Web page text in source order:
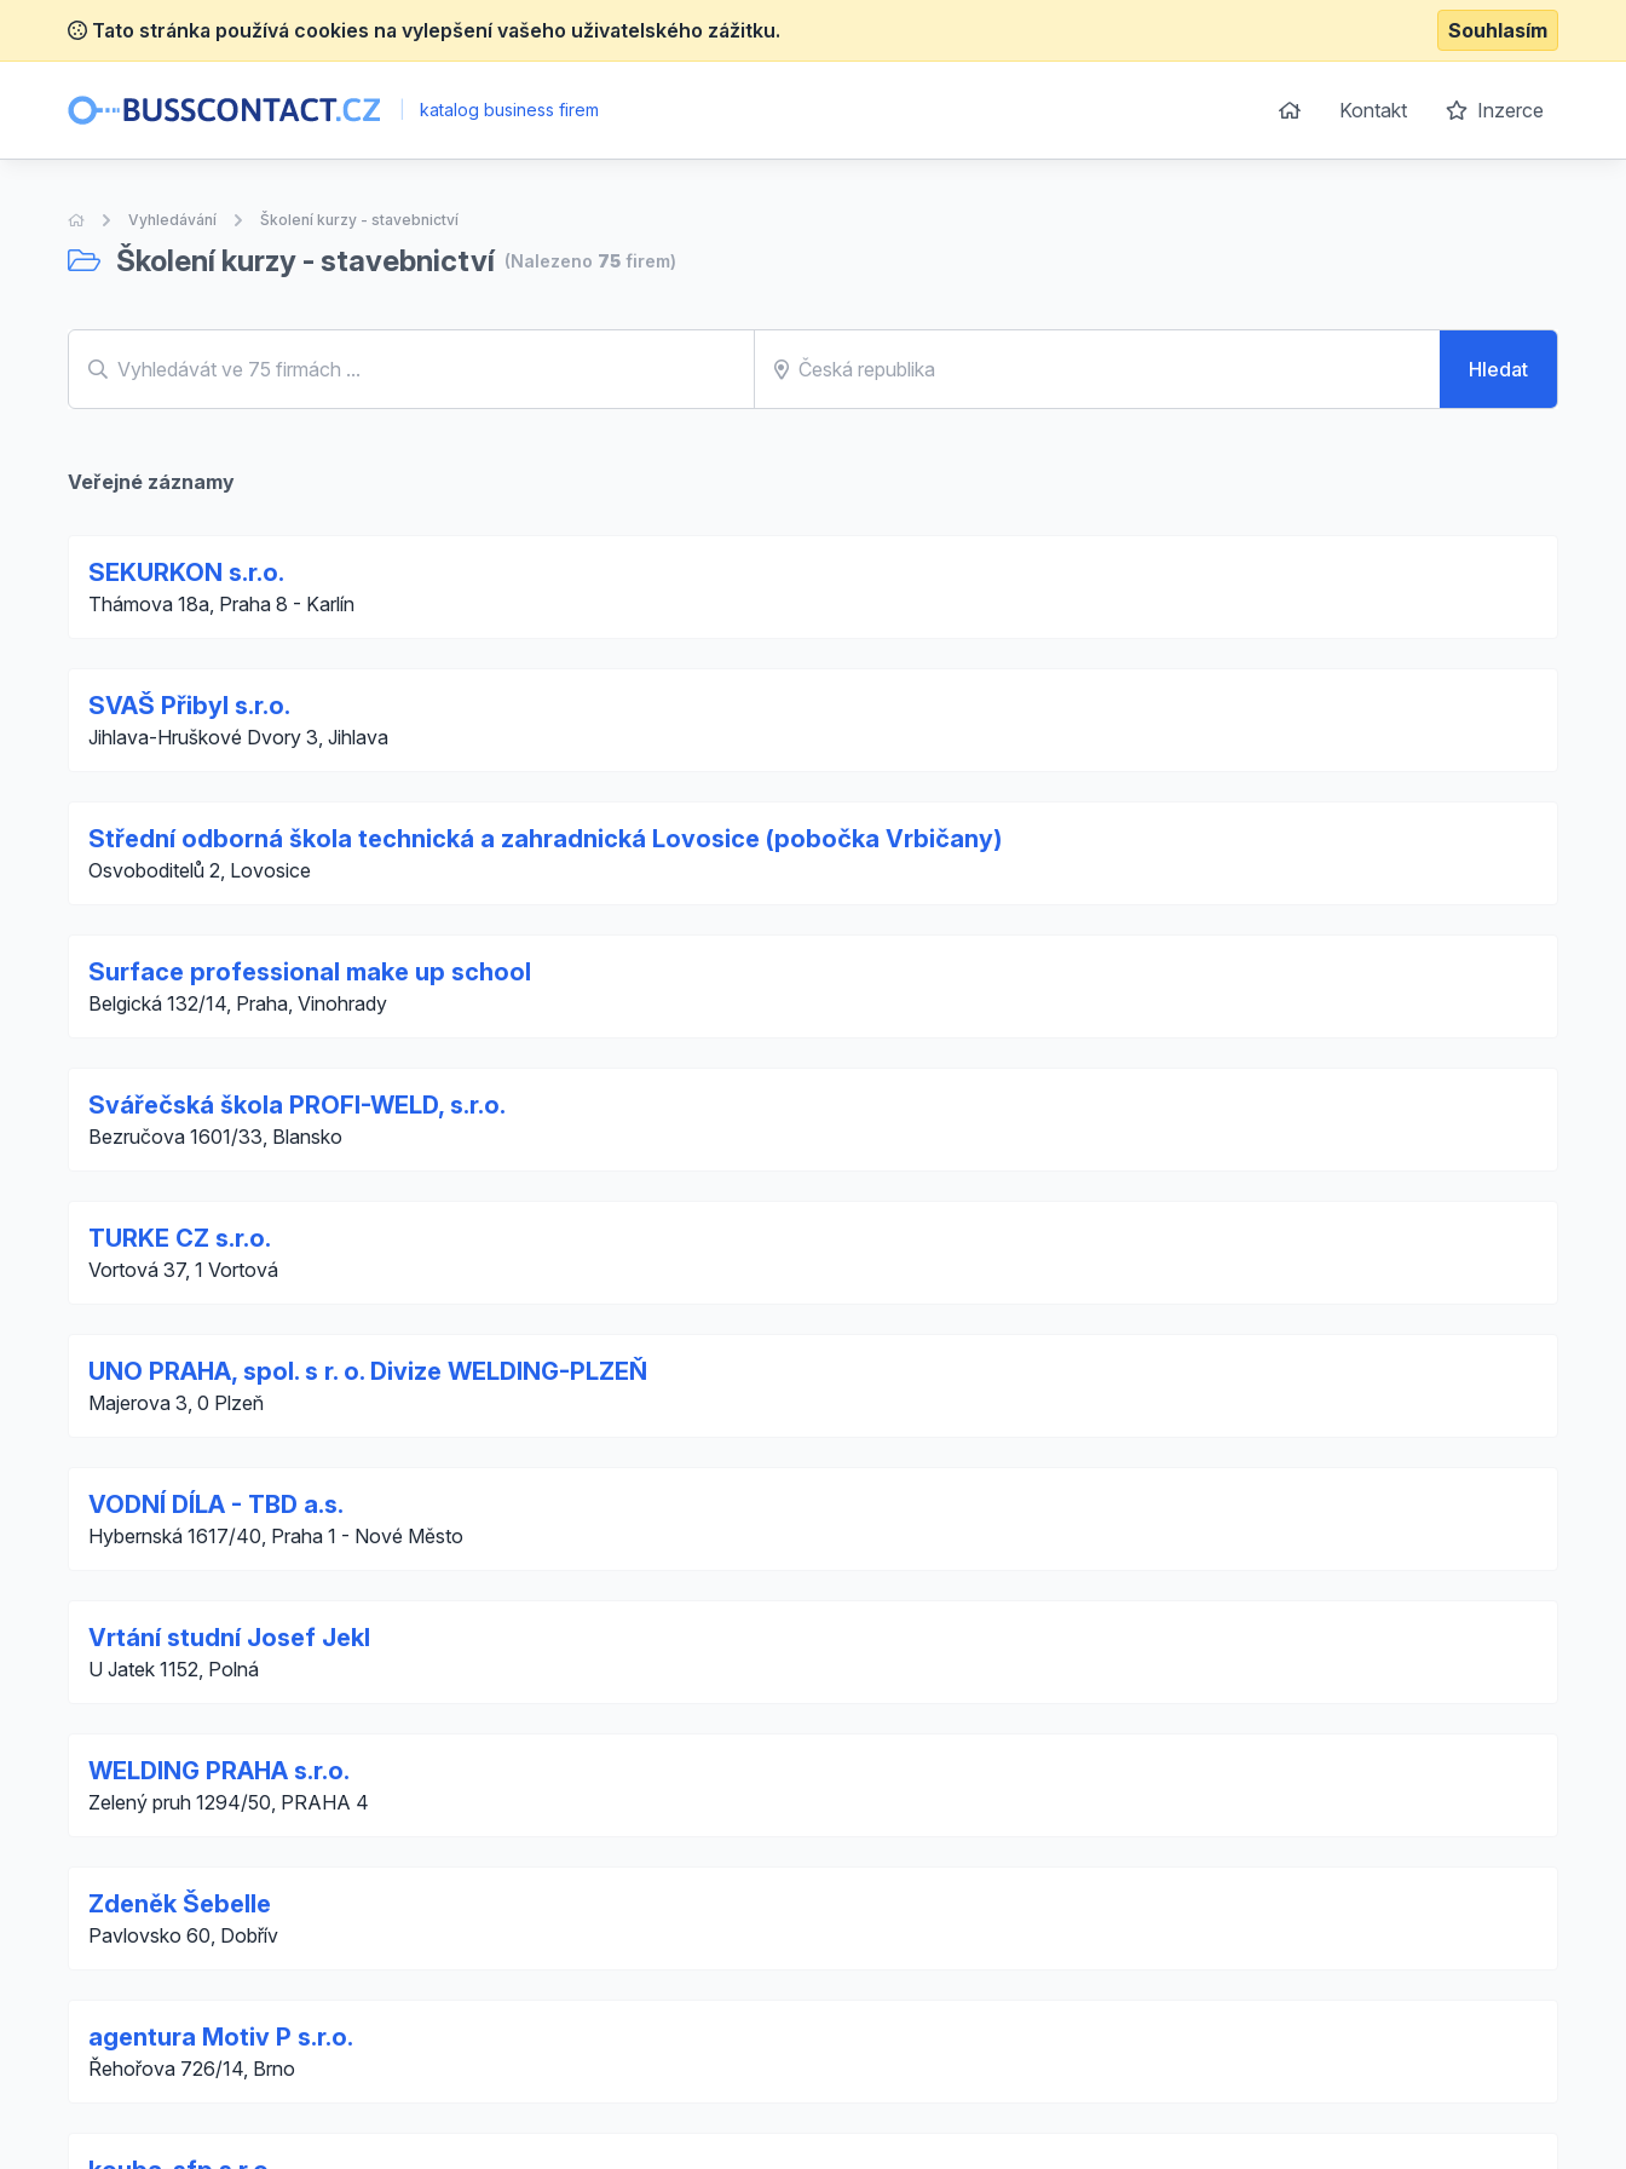
Tato stránka používá cookies na vylepšení vašeho uživatelského zážitku. Souhlasím
katalog business firem Kontakt Inzerce
Úvodní stránka
Vyhledávání Školení kurzy - stavebnictví
Školení kurzy - stavebnictví (Nalezeno 75 firem)
Hledat
Veřejné záznamy
SEKURKON s.r.o.
Thámova 18a, Praha 8 - Karlín
SVAŠ Přibyl s.r.o.
Jihlava-Hruškové Dvory 3, Jihlava
Střední odborná škola technická a zahradnická Lovosice (pobočka Vrbičany)
Osvoboditelů 2, Lovosice
Surface professional make up school
Belgická 132/14, Praha, Vinohrady
Svářečská škola PROFI-WELD, s.r.o.
Bezručova 1601/33, Blansko
TURKE CZ s.r.o.
Vortová 37, 1 Vortová
UNO PRAHA, spol. s r. o. Divize WELDING-PLZEŇ
Majerova 3, 0 Plzeň
VODNÍ DÍLA - TBD a.s.
Hybernská 1617/40, Praha 1 - Nové Město
Vrtání studní Josef Jekl
U Jatek 1152, Polná
WELDING PRAHA s.r.o.
Zelený pruh 1294/50, PRAHA 4
Zdeněk Šebelle
Pavlovsko 60, Dobřív
agentura Motiv P s.r.o.
Řehořova 726/14, Brno